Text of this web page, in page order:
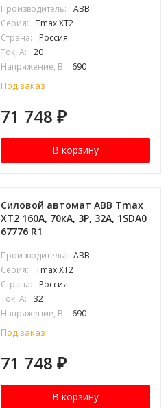
Производитель:
ABB
Серия:
Tmax XT2
Страна:
Россия
Ток, А:
20
Напряжение, В:
690
Под заказ
71 748₽
В корзину
Силовой автомат ABB Tmax
XT2 160А, 70кА, 3P, 32А, 1SDA0
67776 R1
Производитель:
ABB
Серия:
Tmax XT2
Страна:
Россия
Ток, А:
32
Напряжение, В:
690
Под заказ
71 748₽
В корзину